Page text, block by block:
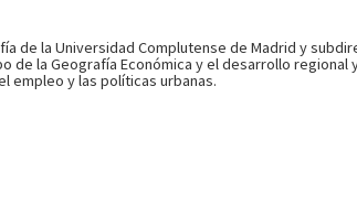
de la Universidad Complutense de Madrid y
de la Geografía Económica y el desarrollo regional
empleo y las políticas urbanas.